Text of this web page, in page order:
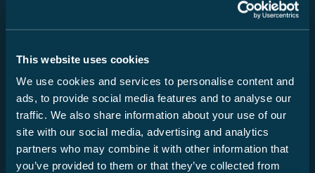
This website uses cookies
We use cookies and services to personalise content and
ads, to provide social media features and to analyse our
traffic. We also share information about your use of our
site with our social media, advertising and analytics
partners who may combine it with other information that
you’ve provided to them or that they’ve collected from
Conseils
Arrimage du chargement en camping-car